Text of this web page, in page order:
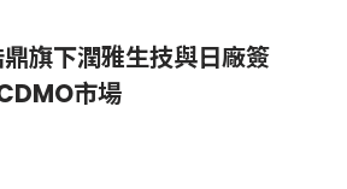
鼎旗下潤雅生技與日廠簽
市場